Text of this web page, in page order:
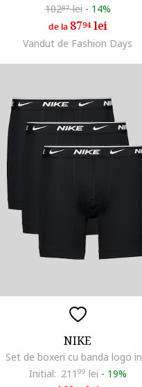
10287lei - 14%
de la 8794lei
Vandut de Fashion Days
NIKE
Initial: 211 99 lei - 19%